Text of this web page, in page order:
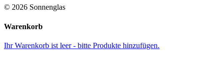
© 2026 Sonnenglas
Warenkorb
Ihr Warenkorb ist leer - bitte Produkte hinzufügen.